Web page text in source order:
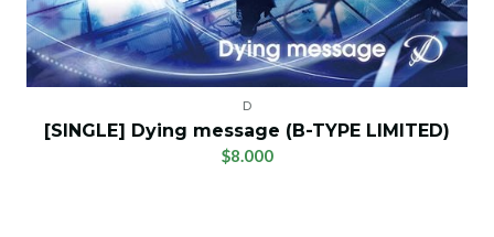
D
[SINGLE] Dying message (B-TYPE LIMITED)
$8.000